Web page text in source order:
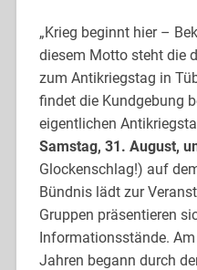
„Krieg beginnt hier –
diesem Motto steht die
zum Antikriegstag in
findet die Kundgebung
eigentlichen
Samstag, 31. August,
Glockenschlag!) auf
Bündnis lädt zur
Gruppen präsentieren
Informationsstände.
Jahren begann durch